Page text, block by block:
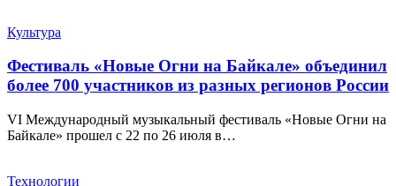
Культура
Фестиваль «Новые Огни на Байкале» объединил
более 700 участников из разных регионов России
VI Международный музыкальный фестиваль «Новые Огни на
Байкале» прошел с 22 по 26 июля в…
Технологии